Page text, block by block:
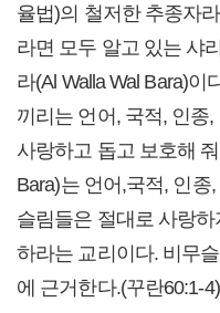
율법)의 철저한 추종자
라면 모두 알고 있는 샤
라(Al Walla Wal Bara)이
끼리는 언어, 국적, 인종
사랑하고 돕고 보호해
Bara)는 언어,국적, 인
슬림들은 절대로 사랑
하라는 교리이다. 비무
에 근거한다.(꾸란60:1-4)